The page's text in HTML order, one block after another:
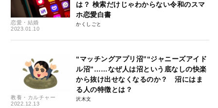
恋愛・結婚
2023.01.10
は？ 検索だけじゃわからない令和のスマ
ホ恋愛白書
かくしごと
教養・カルチャー
2022.12.13
“マッチングアプリ沼”“ジャニーズアイド
ル沼”……なぜ人は沼という底なしの快楽
から抜け出せなくなるのか？ 沼にはま
る人の特徴とは？
沢木文